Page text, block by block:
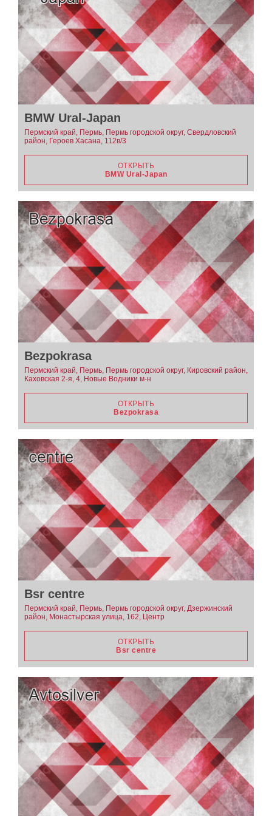
BMW Ural-Japan
Пермский край, Пермь, Пермь городской округ, Свердловский
район, Героев Хасана, 112в/3
ОТКРЫТЬ
BMW Ural-Japan
Bezpokrasa
Пермский край, Пермь, Пермь городской округ, Кировский район,
Каховская 2-я, 4, Новые Водники м-н
ОТКРЫТЬ
Bezpokrasa
Bsr centre
Пермский край, Пермь, Пермь городской округ, Дзержинский
район, Монастырская улица, 162, Центр
ОТКРЫТЬ
Bsr centre